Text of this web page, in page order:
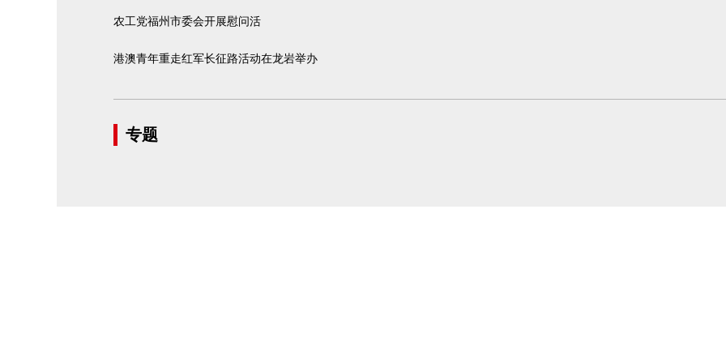
农工党福州市委会开展慰问活
港澳青年重走红军长征路活动在龙岩举办
专题